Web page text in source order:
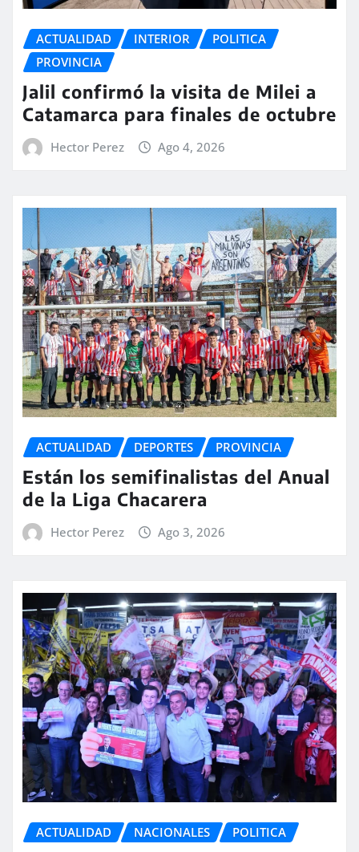
ACTUALIDAD INTERIOR
POLITICA
PROVINCIA
Jalil confirmó la visita de Milei a
Catamarca para finales de octubre
Hector Perez Ago 4, 2026
ACTUALIDAD DEPORTES PROVINCIA
Están los semifinalistas del Anual
de la Liga Chacarera
Hector Perez Ago 3, 2026
ACTUALIDAD NACIONALES POLITICA